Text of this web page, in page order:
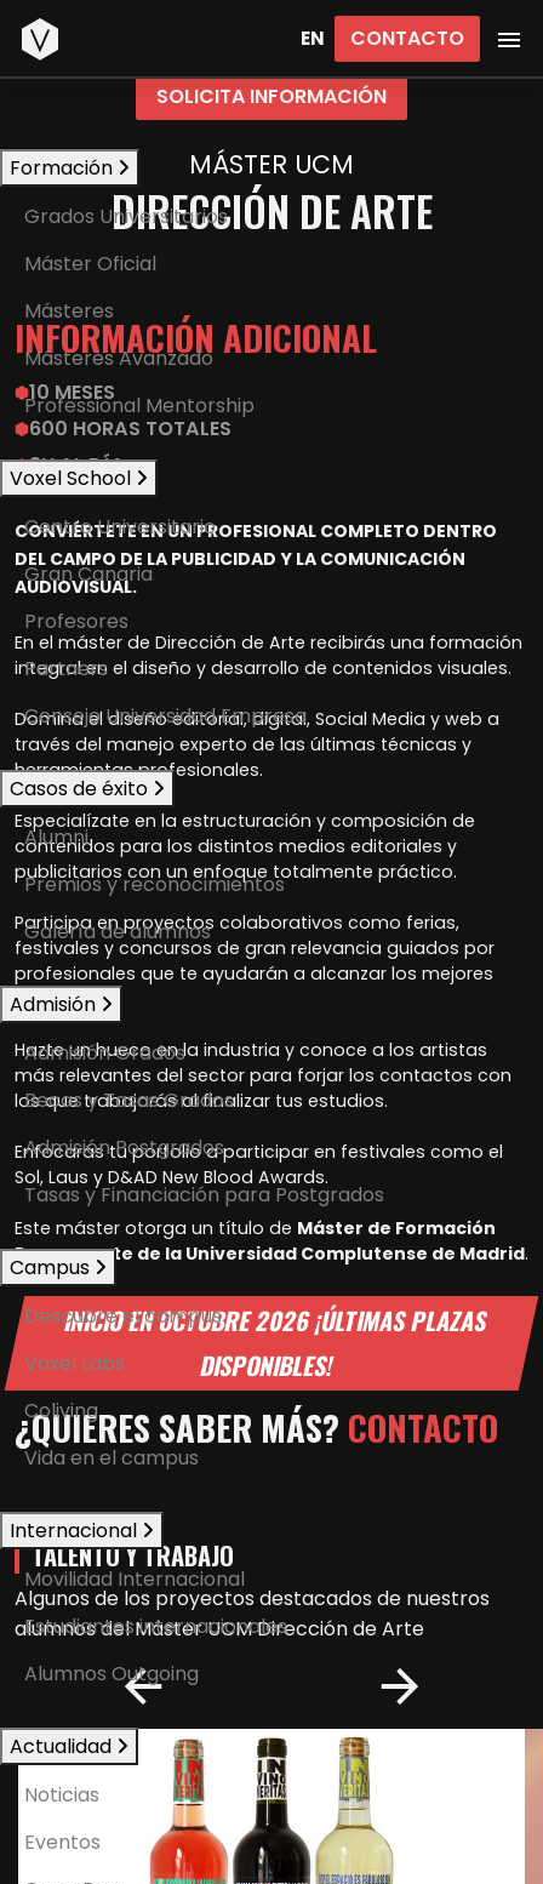
EN CONTACTO
Inicio
SOLICITA INFORMACIÓN
Formación
Grados Universitarios
Máster Oficial
Másteres
Másteres Avanzado
Professional Mentorship
Voxel School
Centro Universitario
Gran Canaria
Profesores
Partners
Consejo Universidad Empresa
Casos de éxito
Alumni
Premios y reconocimientos
Galería de alumnos
Admisión
Admisión Grados
Becas y Tasas Grados
Admisión Postgrados
Tasas y Financiación para Postgrados
Campus
Descubre el campus
Voxel Labs
Coliving
Vida en el campus
Internacional
Movilidad Internacional
Estudiantes internacionales
Alumnos Outgoing
Actualidad
Noticias
Eventos
MÁSTER UCM
DIRECCIÓN DE ARTE
INFORMACIÓN ADICIONAL
10 MESES
600 HORAS TOTALES
3H AL DÍA
CONVIÉRTETE EN UN PROFESIONAL COMPLETO DENTRO
DEL CAMPO DE LA PUBLICIDAD Y LA COMUNICACIÓN
AUDIOVISUAL.
En el máster de Dirección de Arte recibirás una formación
integral en el diseño y desarrollo de contenidos visuales.
Domina el diseño editorial, digital, Social Media y web a
través del manejo experto de las últimas técnicas y
herramientas profesionales.
Especialízate en la estructuración y composición de
contenidos para los distintos medios editoriales y
publicitarios con un enfoque totalmente práctico.
Participa en proyectos colaborativos como ferias,
festivales y concursos de gran relevancia guiados por
profesionales que te ayudarán a alcanzar los mejores
resultados.
Hazte un hueco en la industria y conoce a los artistas
más relevantes del sector para forjar los contactos con
los que trabajarás al finalizar tus estudios.
Enfocarás tu porfolio a participar en festivales como el
Sol, Laus y D&AD New Blood Awards.
Este máster otorga un título de Máster de Formación
Permanente de la Universidad Complutense de Madrid.
INICIO EN OCTUBRE 2026 ¡ÚLTIMAS PLAZAS
DISPONIBLES!
¿QUIERES SABER MÁS? CONTACTO
TALENTO Y TRABAJO
Algunos de los proyectos destacados de nuestros
alumnos delMáster UCM Dirección de Arte